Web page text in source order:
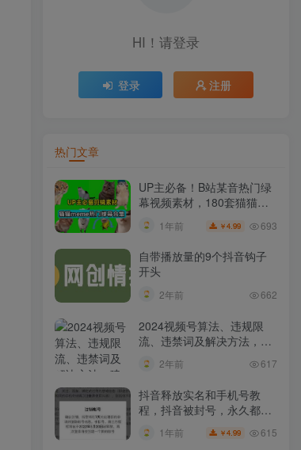
HI！请登录
登录 注册
热门文章
UP主必备！B站某音热门绿
幕视频素材，180套猫猫
meme动态绿幕合集包，含
背景图BGM，含使用教程
1年前 ￥4.99 693
自带播放量的9个抖音钩子
开头
2年前 662
2024视频号算法、违规限
流、违禁词及解决方法，建
2年前 617
抖音释放实名和手机号教
程，抖音被封号，永久都可
1年前 ￥4.99 615